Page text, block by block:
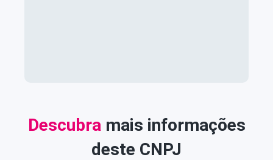
Descubra mais informações
deste CNPJ